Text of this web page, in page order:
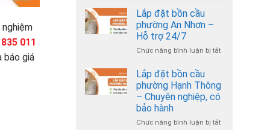
nghiệm
011
báo giá
Thợ
Lắp đặt bồn cầu
phường An Nhơn –
Hỗ trợ 24/7
Chức năng bình luận bị tắt
Lắp đặt bồn cầu
phường Hạnh Thông
– Chuyên nghiệp, có
bảo hành
Chức năng bình luận bị tắt